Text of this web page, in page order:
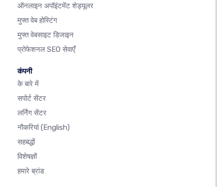
ऑनलाइन अपॉइंटमेंट शेड्यूलर
मुफ्त वेब होस्टिंग
मुफ्त वेबसाइट डिजाइन
प्रोफेशनल SEO सेवाएँ
कंपनी
के बारे में
सपोर्ट सेंटर
लर्निंग सेंटर
नौकरियां(English)
सहबद्धों
विशेषज्ञों
हमारे ब्रांड